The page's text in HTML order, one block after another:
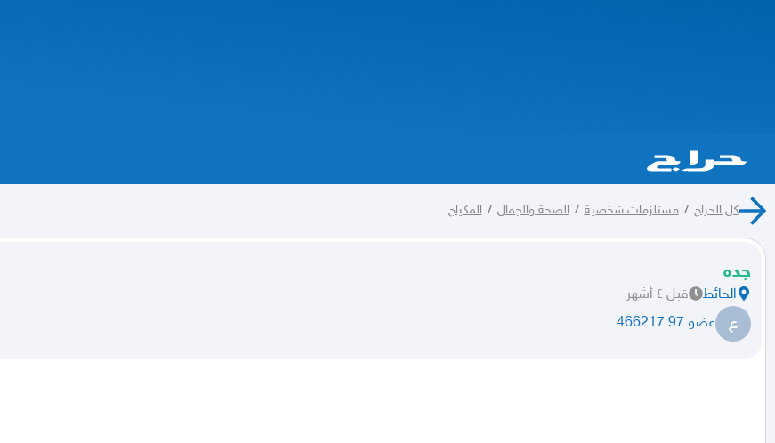
كل الحراج / مستلزمات شخصية / الصحة والجمال / المكياج
جده
الحائط قبل ٤ أشهر
ع عضو 97 466217